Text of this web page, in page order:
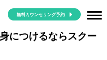
無料カウンセリング予約
理ではないが限界
につけるならスクー